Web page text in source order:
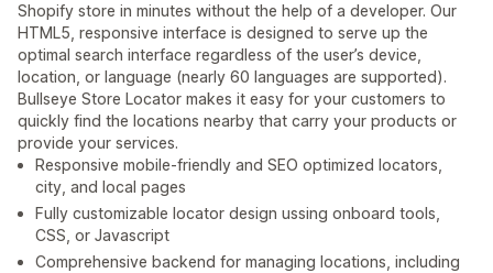
Shopify store in minutes without the help of a developer. Our
HTML5, responsive interface is designed to serve up the
optimal search interface regardless of the user’s device,
location, or language (nearly 60 languages are supported).
Bullseye Store Locator makes it easy for your customers to
quickly find the locations nearby that carry your products or
provide your services.
Responsive mobile-friendly and SEO optimized locators,
city, and local pages
Fully customizable locator design ussing onboard tools,
CSS, or Javascript
Comprehensive backend for managing locations, including